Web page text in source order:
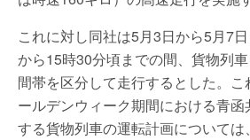
これに対し同社は5月3日から5月7
から15時30分頃までの間、貨物列
間帯を区分して走行するとした。
ールデンウィーク期間における青
する貨物列車の運転計画について